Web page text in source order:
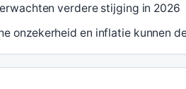
verdere stijging in 2026
onzekerheid en inflatie kunnen